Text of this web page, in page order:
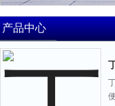
产品中心